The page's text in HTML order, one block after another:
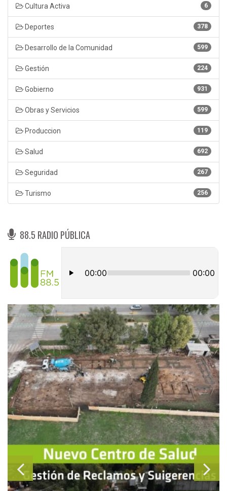
6
Cultura Activa
378
Deportes
599
Desarrollo de la Comunidad
224
Gestión
931
Gobierno
599
Obras y Servicios
119
Produccion
692
Salud
267
Seguridad
256
Turismo
88.5 RADIO PÚBLICA